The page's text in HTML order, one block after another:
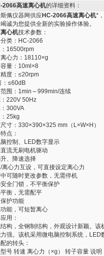
2066高速离心机的详细资料：
佩仪器网供应HC-2066高速离心机*
诚为您提供全新的实验操作体验。
心机技术参数：
类：HC-2066
16500rpm
心力：18110×g
量：10ml×8
度：≤20rpm
：≤60dB
围：1min～999min/连续
220V 50Hz
300VA
25kg
寸：330×390×325 mm（L×W×H）
点：
控制、LED数字显示
流无刷电机驱动
、降速选择
离心力互设，可直接设定离心力
可随时更改参数，无需停机
全门锁，不平衡保护
衡，无需配平
护功能
能，可短暂离心
用：
构，全钢制结构，外观设计新颖。
强。该机采用微电脑控制系统，LED
的转头：
号 转速 离心力（×g） 转子容量 说明